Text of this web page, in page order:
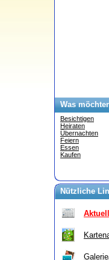
Was
Besichtigen
Heiraten
Übernachten
Feiern
Essen
Kaufen
Nützliche